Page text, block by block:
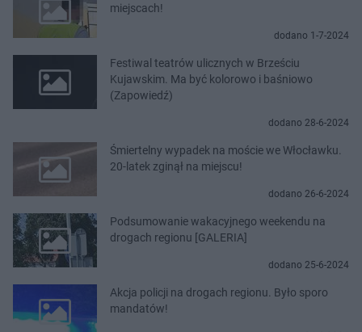
miejscach!
dodano 1-7-2024
Festiwal teatrów ulicznych w Brześciu
Kujawskim. Ma być kolorowo i baśniowo
(Zapowiedź)
dodano 28-6-2024
Śmiertelny wypadek na moście we Włocławku.
20-latek zginął na miejscu!
dodano 26-6-2024
Podsumowanie wakacyjnego weekendu na
drogach regionu [GALERIA]
dodano 25-6-2024
Akcja policji na drogach regionu. Było sporo
mandatów!